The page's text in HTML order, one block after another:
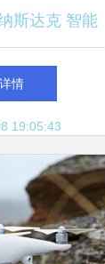
斯达克 智能
迎来新里程碑
情
19:05:43